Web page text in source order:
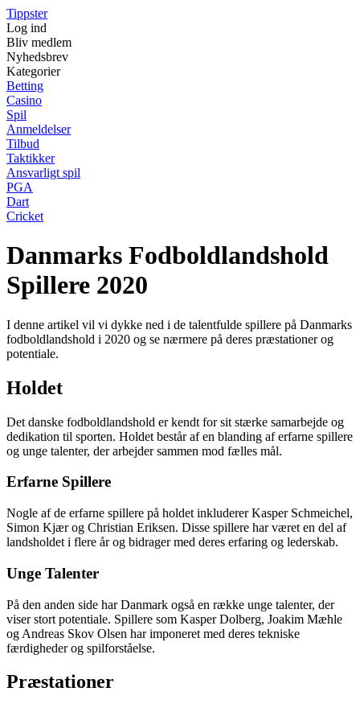
Tippster
Log ind
Bliv medlem
Nyhedsbrev
Kategorier
Betting
Casino
Spil
Anmeldelser
Tilbud
Taktikker
Ansvarligt spil
PGA
Dart
Cricket
Danmarks Fodboldlandshold
Spillere 2020
I denne artikel vil vi dykke ned i de talentfulde spillere på Danmarks
fodboldlandshold i 2020 og se nærmere på deres præstationer og
potentiale.
Holdet
Det danske fodboldlandshold er kendt for sit stærke samarbejde og
dedikation til sporten. Holdet består af en blanding af erfarne spillere
og unge talenter, der arbejder sammen mod fælles mål.
Erfarne Spillere
Nogle af de erfarne spillere på holdet inkluderer Kasper Schmeichel,
Simon Kjær og Christian Eriksen. Disse spillere har været en del af
landsholdet i flere år og bidrager med deres erfaring og lederskab.
Unge Talenter
På den anden side har Danmark også en række unge talenter, der
viser stort potentiale. Spillere som Kasper Dolberg, Joakim Mæhle
og Andreas Skov Olsen har imponeret med deres tekniske
færdigheder og spilforståelse.
Præstationer